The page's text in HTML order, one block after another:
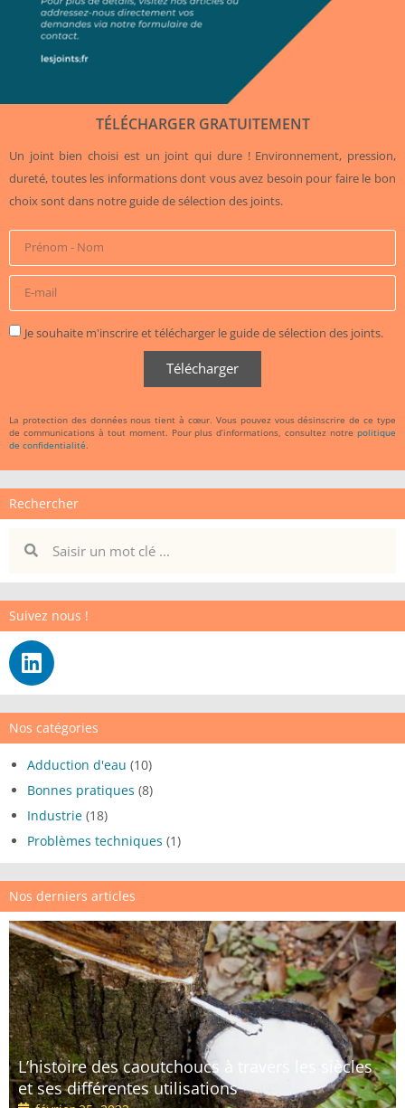
TÉLÉCHARGER GRATUITEMENT
Un joint bien choisi est un joint qui dure ! Environnement, pression,
dureté, toutes les informations dont vous avez besoin pour faire le bon
choix sont dans notre guide de sélection des joints.
Je souhaite m'inscrire et télécharger le guide de sélection des joints.
Télécharger
La protection des données nous tient à cœur. Vous pouvez vous désinscrire de ce type
de communications à tout moment. Pour plus d’informations, consultez notre politique
de confidentialité.
Rechercher
Suivez nous !
Nos catégories
Adduction d'eau (10)
Bonnes pratiques (8)
Industrie (18)
Problèmes techniques (1)
Nos derniers articles
L’histoire des caoutchoucs à travers les siècles
et ses différentes utilisations